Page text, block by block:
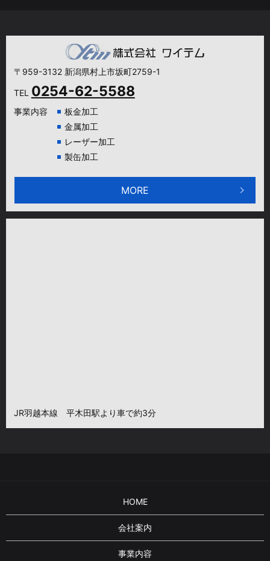
〒959-3132 新潟県村上市坂町2759-1
TEL 0254-62-5588
事業内容
板金加工
金属加工
レーザー加工
製缶加工
MORE
JR羽越本線 平木田駅より車で約3分
HOME
会社案内
事業内容